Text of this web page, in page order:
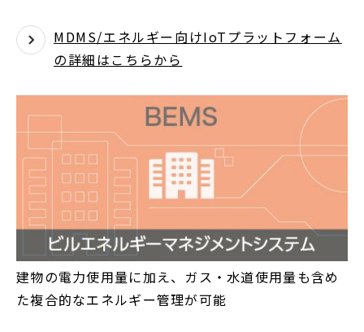
MDMS/エネルギー向けIoTプラットフォーム
の詳細はこちらから
建物の電力使用量に加え、ガス・水道使用量も含め
た複合的なエネルギー管理が可能